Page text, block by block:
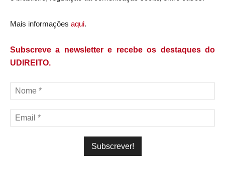
Mais informações aqui.
Subscreve a newsletter e recebe os destaques do
UDIREITO.